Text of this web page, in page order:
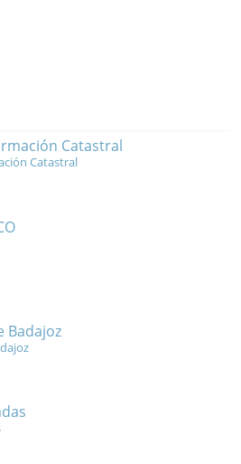
Catastral
Catastral
Badajoz